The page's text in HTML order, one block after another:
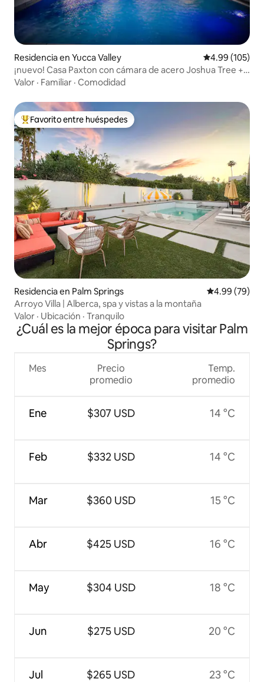
Residencia en Yucca Valley Calificación
4.99 (105)
¡nuevo! Casa Paxton con cámara de acero Joshua Tree +
piscina
Valor · Familiar · Comodidad
De los mejores en Favorito entre huéspedes
Favorito entre huéspedes
Residencia en Palm Springs Calificación
4.99 (79)
Arroyo Villa | Alberca, spa y vistas a la montaña
Valor · Ubicación · Tranquilo
¿Cuál es la mejor época para visitar Palm
Springs?
Mes
Ene
Feb
Mar
Abr
May
Jun
Jul
Precio
promedio
$307 USD
$332 USD
$360 USD
$425 USD
$304 USD
$275 USD
$265 USD
Temp.
promedio
14 °C
14 °C
15 °C
16 °C
18 °C
20 °C
23 °C